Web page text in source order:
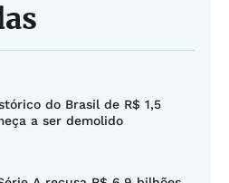
do Brasil de R$ 1,5
a ser demolido